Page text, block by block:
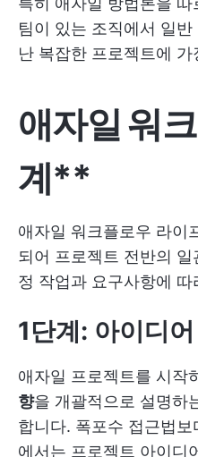
팀이 있는 조직에서 일
난 복잡한 프로젝트에
애자일 워
계**
애자일 워크플로우 라이
되어 프로젝트 전반의
정 작업과 요구사항에
1단계: 아이디
애자일 프로젝트를 시작
향을 개괄적으로 설명하
합니다. 폭포수 접근법
에서는 프로젝트 아이디